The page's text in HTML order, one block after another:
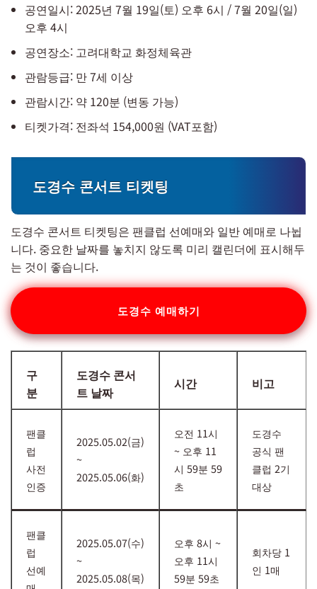
공연일시: 2025년 7월 19일(토) 오후 6시 / 7월 20일(일)
오후 4시
공연장소: 고려대학교 화정체육관
관람등급: 만 7세 이상
관람시간: 약 120분 (변동 가능)
티켓가격: 전좌석 154,000원 (VAT포함)
도경수 콘서트 티켓팅
도경수 콘서트 티켓팅은 팬클럽 선예매와 일반 예매로 나뉩
니다. 중요한 날짜를 놓치지 않도록 미리 캘린더에 표시해두
는 것이 좋습니다.
도경수 예매하기
구
분
도경수 콘서
트 날짜
시간 비고
팬클
럽
사전
인증
2025.05.02(금)
~
2025.05.06(화)
오전 11시
~ 오후 11
시 59분 59
초
도경수
공식 팬
클럽 2기
대상
팬클
럽
선예
2025.05.07(수)
~
2025.05.08(목)
오후 8시 ~
오후 11시
59분 59초
회차당 1
인 1매